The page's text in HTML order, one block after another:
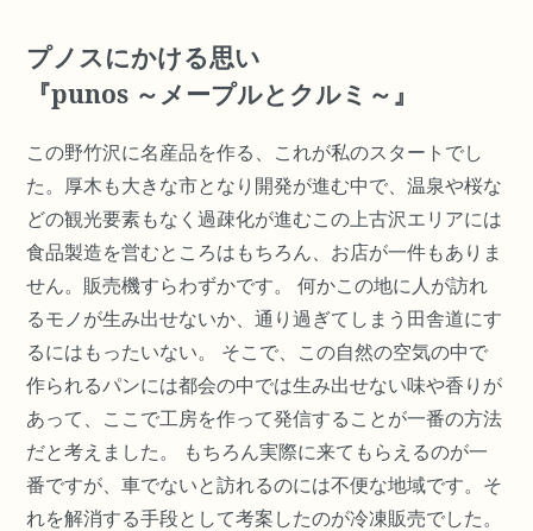
プノスにかける思い
『punos ～メープルとクルミ～』
この野竹沢に名産品を作る、これが私のスタートでし
た。厚木も大きな市となり開発が進む中で、温泉や桜な
どの観光要素もなく過疎化が進むこの上古沢エリアには
食品製造を営むところはもちろん、お店が一件もありま
せん。販売機すらわずかです。 何かこの地に人が訪れ
るモノが生み出せないか、通り過ぎてしまう田舎道にす
るにはもったいない。 そこで、この自然の空気の中で
作られるパンには都会の中では生み出せない味や香りが
あって、ここで工房を作って発信することが一番の方法
だと考えました。 もちろん実際に来てもらえるのが一
番ですが、車でないと訪れるのには不便な地域です。そ
れを解消する手段として考案したのが冷凍販売でした。